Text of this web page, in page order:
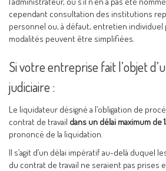
cependant consultation des institutions
personnel ou, à défaut, entretien individuel
modalités peuvent être simplifiées.
Si votre entreprise fait l’objet
judiciaire :
Le liquidateur désigné a l’obligation de
contrat de travail dans un délai maximum de
prononcé de la liquidation.
Il s’agit d’un délai impératif au-delà duquel
du contrat de travail ne seraient pas prises